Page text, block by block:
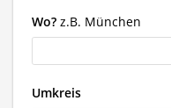
Wo? z.B. München
Umkreis